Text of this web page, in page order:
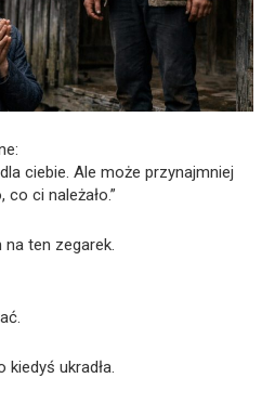
ciebie. Ale może przynajmniej
ci należało.”
na ten zegarek.
kiedyś ukradła.